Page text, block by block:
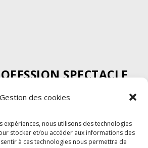
Gestion des cookies
expériences, nous utilisons des technologies
stocker et/ou accéder aux informations des
à ces technologies nous permettra de
SPECTACLE